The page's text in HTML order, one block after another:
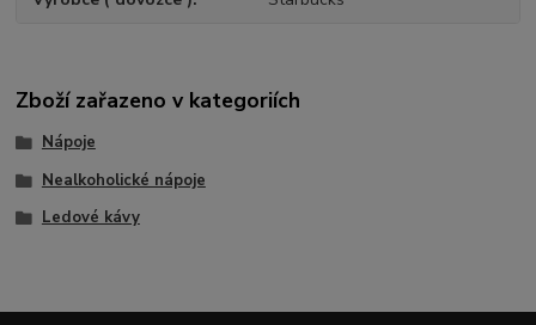
Zboží zařazeno v kategoriích
Nápoje
Nealkoholické nápoje
Ledové kávy